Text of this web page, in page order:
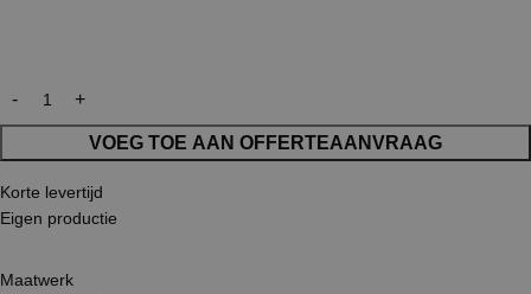
VOEG TOE AAN OFFERTEAANVRAAG
Korte levertijd
Eigen productie
Maatwerk